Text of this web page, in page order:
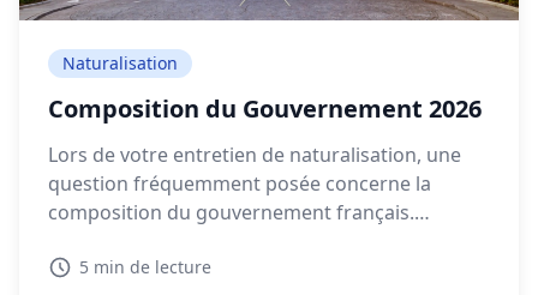
Naturalisation
Composition du Gouvernement 2026
Lors de votre entretien de naturalisation, une
question fréquemment posée concerne la
composition du gouvernement français.
gouvernement actuelle en 2026 est essentiel
5 min de lecture